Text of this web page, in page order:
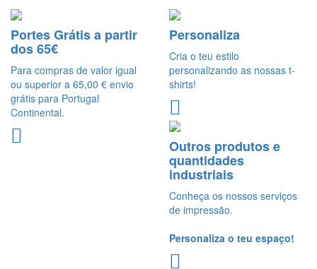
Portes Grátis a partir
dos 65€
Para compras de valor igual
ou superior a 65,00 € envio
grátis para Portugal
Continental.
Personaliza
Cria o teu estilo
personalizando as nossas t-
shirts!
Outros produtos e
quantidades
industriais
Conheça os nossos serviços
de impressão.
Personaliza o teu espaço!